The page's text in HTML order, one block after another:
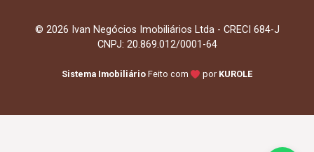
© 2026 Ivan Negócios Imobiliários Ltda - CRECI 684-J
CNPJ: 20.869.012/0001-64
Sistema Imobiliário Feito com por KUROLE